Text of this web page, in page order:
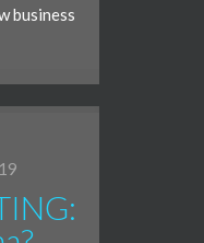
business